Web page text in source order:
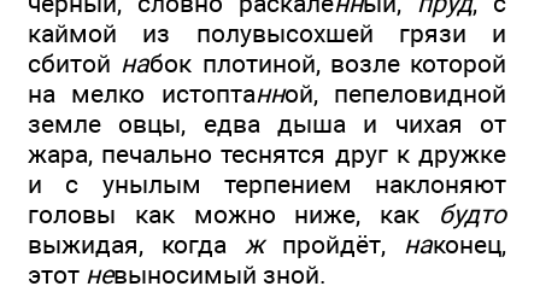
каймой из полувысохшей грязи и
сбитой набок плотиной, возле которой
на мелко истоптанной, пепеловидной
земле овцы, едва дыша и чихая от
жара, печально теснятся друг к дружке
и с унылым терпением наклоняют
головы как можно ниже, как будто
выжидая, когда жпройдёт, наконец,
этот невыносимый зной.